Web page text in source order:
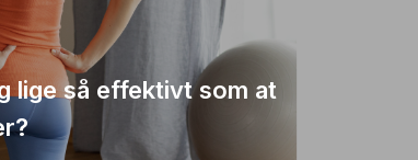
lige så effektivt som at